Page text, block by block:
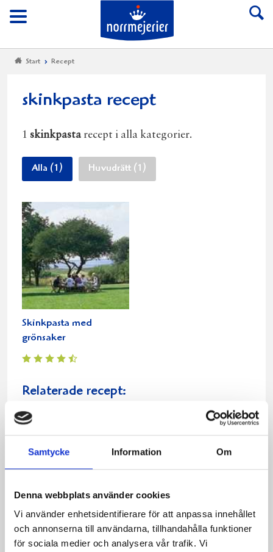
Samtycke Information Om
Denna webbplats använder cookies
Vi använder enhetsidentifierare för att anpassa innehållet
och annonserna till användarna, tillhandahålla funktioner
för sociala medier och analysera vår trafik. Vi
Meny
Till Norrmejerier
Start Recept
skinkpasta recept
1 skinkpasta recept i alla kategorier.
Alla (1) Huvudrätt (1)
Skinkpasta med
grönsaker
Relaterade recept:
skink
på
på
på
ut